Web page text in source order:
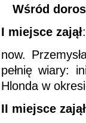
Wśród
I miejsce zajął:
now.
pełnię wiary:
Hlonda w
II miejsce zajął